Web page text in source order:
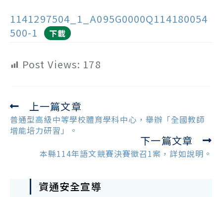
1141297504_1_A095G0000Q114180054
500-1
下載
Post Views: 178
Read
more
articles
上一篇文章
普通型高級中等學校體育學科中心，舉辦「全國教師
增能培力研習」。
下一篇文章
本縣114年語文競賽決賽徵召1案，詳如說明。
資通安全宣導